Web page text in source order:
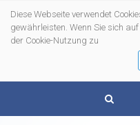
Diese Webseite verwendet
gewährleisten. Wenn Sie sich
der Cookie-Nutzung zu